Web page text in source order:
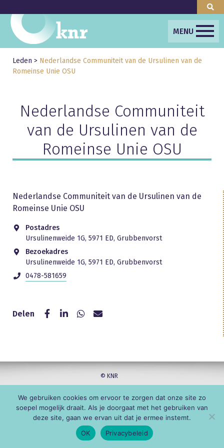
MENU
Leden > Nederlandse Communiteit van de Ursulinen van de
Romeinse Unie OSU
Nederlandse Communiteit
van de Ursulinen van de
Romeinse Unie OSU
Nederlandse Communiteit van de Ursulinen van de
Romeinse Unie OSU
Postadres
Ursulinenweide 1G, 5971 ED, Grubbenvorst
Bezoekadres
Ursulinenweide 1G, 5971 ED, Grubbenvorst
0478-581659
Delen
© KNR
We gebruiken cookies om ervoor te zorgen dat onze site zo
soepel mogelijk draait. Als je doorgaat met het gebruiken van
deze site, gaan we ervan uit dat je ermee instemt.
OK
Privacybeleid